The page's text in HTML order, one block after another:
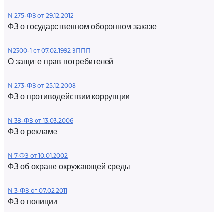
N 275-ФЗ от 29.12.2012
ФЗ о государственном оборонном заказе
N2300-1 от 07.02.1992 ЗППП
О защите прав потребителей
N 273-ФЗ от 25.12.2008
ФЗ о противодействии коррупции
N 38-ФЗ от 13.03.2006
ФЗ о рекламе
N 7-ФЗ от 10.01.2002
ФЗ об охране окружающей среды
N 3-ФЗ от 07.02.2011
ФЗ о полиции